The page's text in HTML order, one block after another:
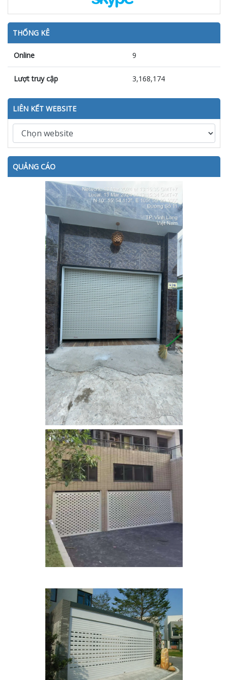
THỐNG KÊ
Online 9
Lượt truy cập 3,168,174
LIÊN KẾT WEBSITE
QUẢNG CÁO